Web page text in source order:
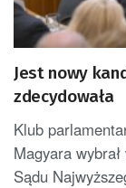
Jest nowy
zdecydowała
Klub
Magyara
Sądu